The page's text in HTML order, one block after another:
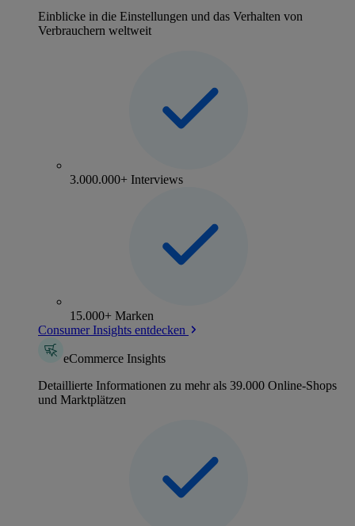
Einblicke in die Einstellungen und das Verhalten von
Verbrauchern weltweit
3.000.000+ Interviews
15.000+ Marken
Consumer Insights entdecken
eCommerce Insights
Detaillierte Informationen zu mehr als 39.000 Online-Shops
und Marktplätzen